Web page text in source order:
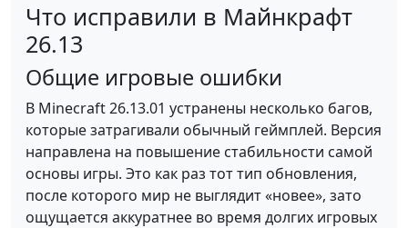
Что исправили в Майнкрафт
26.13
Общие игровые ошибки
В Minecraft 26.13.01 устранены несколько багов,
которые затрагивали обычный геймплей. Версия
направлена на повышение стабильности самой
основы игры. Это как раз тот тип обновления,
после которого мир не выглядит «новее», зато
ощущается аккуратнее во время долгих игровых